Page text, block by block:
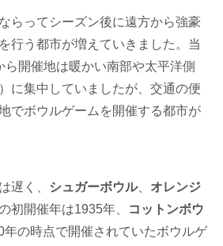
らってシーズン後に遠方から強豪
行う都市が増えていきました。当
開催地は暖かい南部や太平洋側
に集中していましたが、交通の便
でボウルゲームを開催する都市が
遅く、 シュガーボウル、 オレンジ
初開催年は1935年、
コットンボウ
の時点で開催されていたボウルゲ